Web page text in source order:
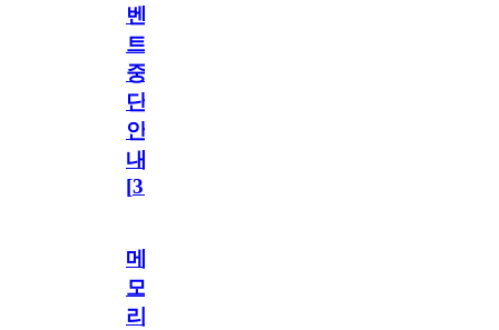
벤
트
중
단
안
내
[31
메
모
리